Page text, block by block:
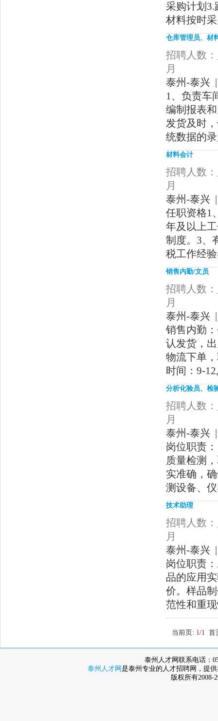
采购计划
材料按时采
仓库管理员、材
招聘人数
月
泰州-泰兴
1、负责车
编制报表
发货及时
统数据的
材料会计
招聘人数
月
泰州-泰兴
任职资格1
年及以上
制度。3、
税工作经
销售内勤/文员
招聘人数
月
泰州-泰兴
销售内勤
认发货，
物流下单
时间：9-
分析化验员、检
招聘人数
月
泰州-泰兴
岗位职责
质量检测
实准确，
测设备、
技术助理
招聘人数
月
泰州-泰兴
岗位职责
品的应用
价。样品
范性和重
当前页: 1/1 首
泰州人才网联系电话：
泰州人才网 是泰州专业的人才招聘网，提
版权所有2008-